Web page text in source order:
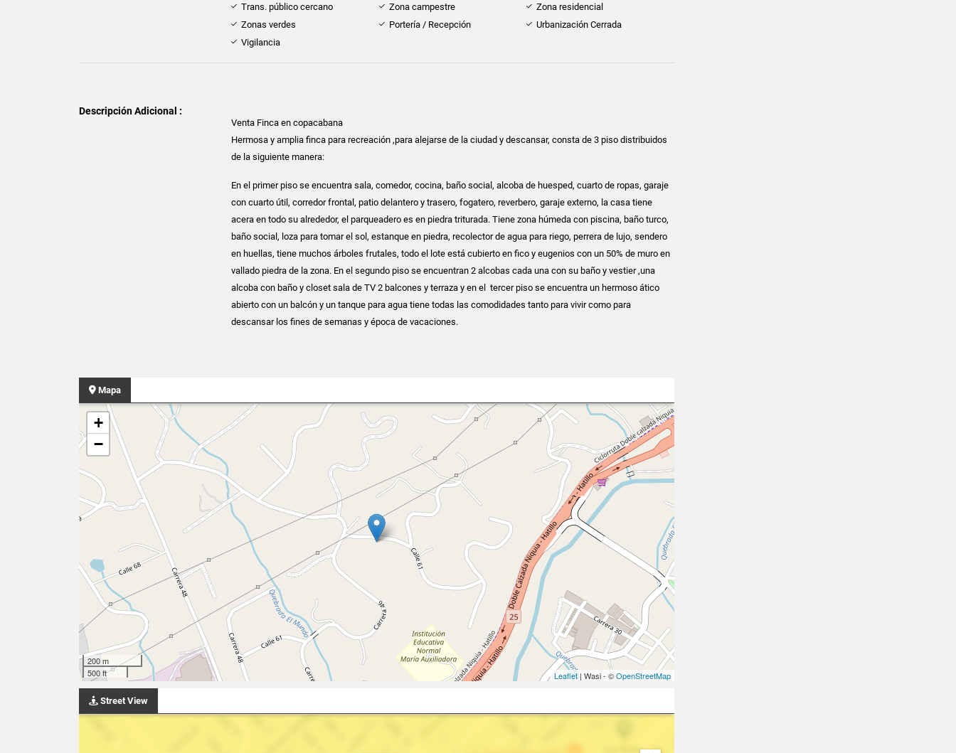
Trans. público cercano
Zona campestre
Zona residencial
Zonas verdes
Portería / Recepción
Urbanización Cerrada
Vigilancia
Descripción Adicional :
Venta Finca en copacabana
Hermosa y amplia finca para recreación ,para alejarse de la ciudad y descansar, consta de 3 piso distribuidos
de la siguiente manera:
En el primer piso se encuentra sala, comedor, cocina, baño social, alcoba de huesped, cuarto de ropas, garaje
con cuarto útil, corredor frontal, patio delantero y trasero, fogatero, reverbero, garaje externo, la casa tiene
acera en todo su alrededor, el parqueadero es en piedra triturada. Tiene zona húmeda con piscina, baño turco,
baño social, loza para tomar el sol, estanque en piedra, recolector de agua para riego, perrera de lujo, sendero
en huellas, tiene muchos árboles frutales, todo el lote está cubierto en fico y eugenios con un 50% de muro en
vallado piedra de la zona. En el segundo piso se encuentran 2 alcobas cada una con su baño y vestier ,una
alcoba con baño y closet sala de TV 2 balcones y terraza y en el tercer piso se encuentra un hermoso ático
abierto con un balcón y un tanque para agua tiene todas las comodidades tanto para vivir como para
descansar los fines de semanas y época de vacaciones.
Mapa
+
−
200 m
500 ft
Leaflet| Wasi - ©OpenStreetMap
Street View